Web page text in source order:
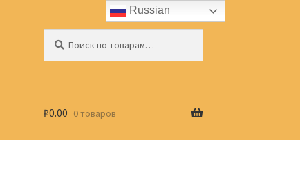
₽0.00 0 товаров
Russian